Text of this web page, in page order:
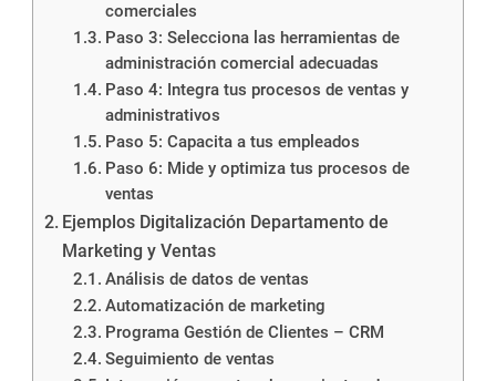
comerciales
Paso 3: Selecciona las herramientas de
administración comercial adecuadas
Paso 4: Integra tus procesos de ventas y
administrativos
Paso 5: Capacita a tus empleados
Paso 6: Mide y optimiza tus procesos de
ventas
Ejemplos Digitalización Departamento de
Marketing y Ventas
Análisis de datos de ventas
Automatización de marketing
Programa Gestión de Clientes – CRM
Seguimiento de ventas